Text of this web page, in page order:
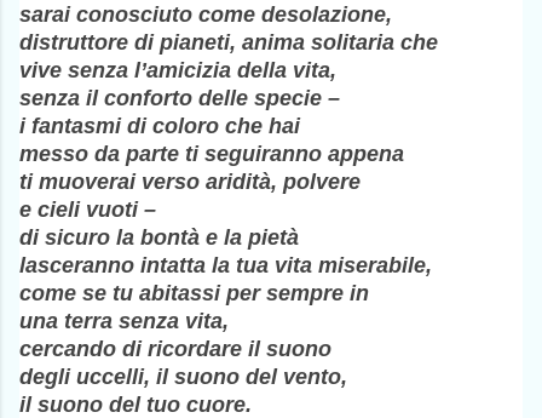
sarai conosciuto come desolazione,
distruttore di pianeti, anima solitaria che
vive senza l’amicizia della vita,
senza il conforto delle specie –
i fantasmi di coloro che hai
messo da parte ti seguiranno appena
ti muoverai verso aridità, polvere
e cieli vuoti –
di sicuro la bontà e la pietà
lasceranno intatta la tua vita miserabile,
come se tu abitassi per sempre in
una terra senza vita,
cercando di ricordare il suono
degli uccelli, il suono del vento,
il suono del tuo cuore.